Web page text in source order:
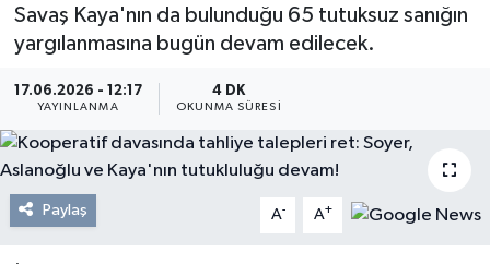
Savaş Kaya'nın da bulunduğu 65 tutuksuz sanığın
yargılanmasına bugün devam edilecek.
17.06.2026 - 12:17
YAYINLANMA
4 DK
OKUNMA SÜRESI
Paylaş A- A+
Röportajlar